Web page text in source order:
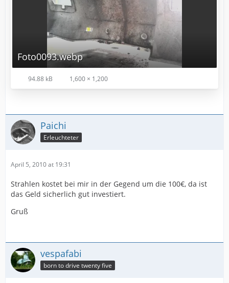
Foto0093.webp
94.88 kB 1,600 × 1,200
Paichi
Erleuchteter
April 5, 2010 at 19:31
Strahlen kostet bei mir in der Gegend um die 100€, da ist
das Geld sicherlich gut investiert.
Gruß
vespafabi
born to drive twenty five